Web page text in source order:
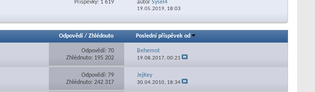
Příspěvky: 1 619
autor Sysel4
19.05.2019, 18:03
Odpovědí/ Zhlédnuto Poslední příspěvek od
Odpovědí: 70
Zhlédnuto: 195 202
Behemot
19.08.2017, 00:21
Odpovědí: 79
Zhlédnuto: 242 317
JejKey
30.04.2010, 18:34